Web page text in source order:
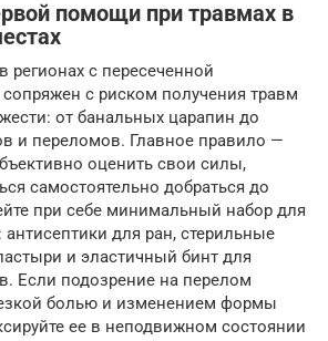
помощи при травмах в
регионах с пересеченной
с риском получения травм
от банальных царапин до
и переломов. Главное правило —
оценить свои силы,
самостоятельно добраться до
при себе минимальный набор для
для ран, стерильные
и эластичный бинт для
Если подозрение на перелом
болью и изменением формы
ее в неподвижном состоянии